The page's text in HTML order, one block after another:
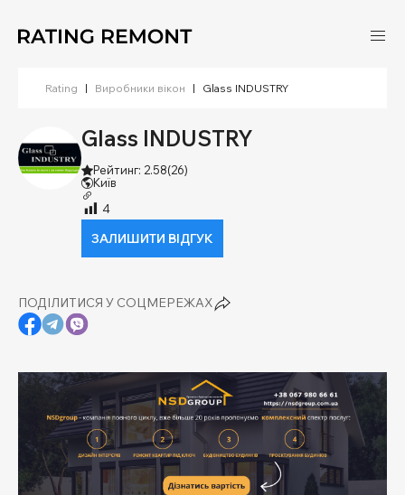
Rating | Виробники вікон | Glass INDUSTRY
Glass INDUSTRY
Рейтинг: 2.58(26)
Київ
4
ЗАЛИШИТИ ВІДГУК
ПОДІЛИТИСЯ У СОЦМЕРЕЖАХ